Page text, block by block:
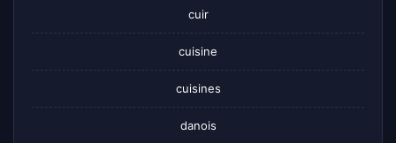
cuir
cuisine
cuisines
danois